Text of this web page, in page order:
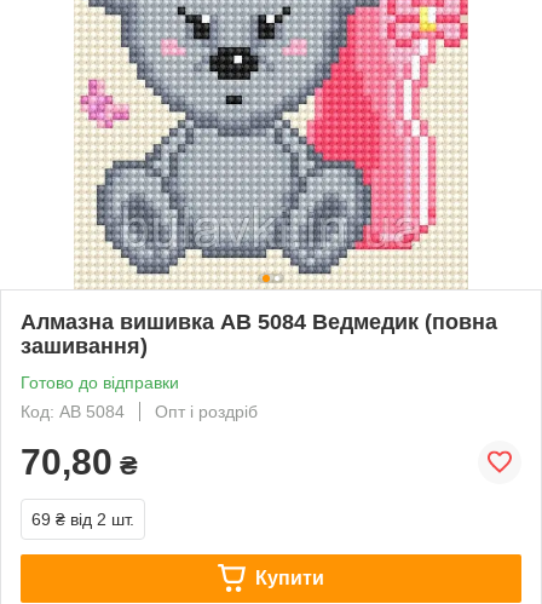
Алмазна вишивка АВ 5084 Ведмедик (повна
зашивання)
Готово до відправки
Код: АВ 5084
Опт і роздріб
70,80 ₴
69 ₴ від 2 шт.
Купити